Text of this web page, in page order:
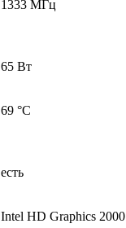
1333 МГц
65 Вт
69 °C
есть
Intel HD Graphics 2000